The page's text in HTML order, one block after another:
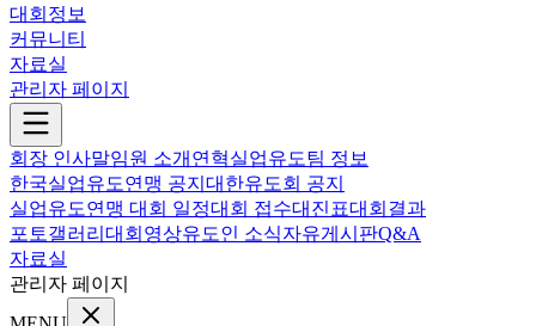
대회정보
커뮤니티
자료실
관리자 페이지
회장 인사말임원 소개 연혁실업유도팀 정보
한국실업유도연맹 공지 대한유도회 공지
실업유도연맹 대회 일정대회 접수대진표대회결과
포토갤러리 대회영상유도인 소식자유게시판Q&A
자료실
관리자 페이지